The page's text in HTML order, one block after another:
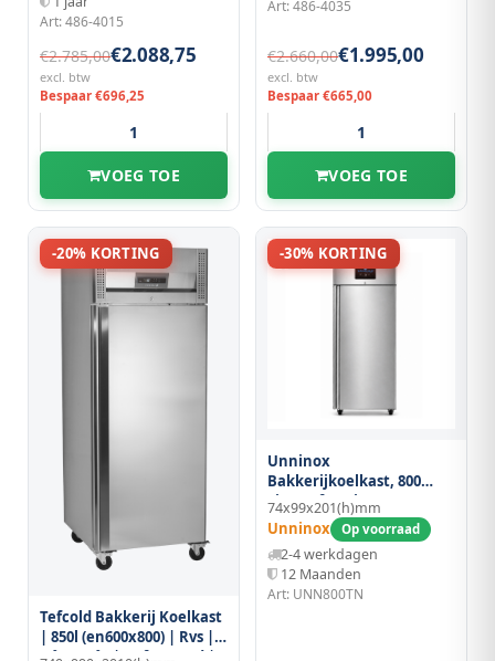
Art: 486-4015
€2.785,00€2.088,75
excl. btw
Bespaar €696,25
VOEG TOE
Art: 486-4035
€2.660,00€1.995,00
excl. btw
Bespaar €665,00
VOEG TOE
-20% KORTING
Tefcold Bakkerij Koelkast
| 850l (en600x800) | Rvs |
-2°c/+10°c | Geforceerd |
-30% KORTING
Unninox
Bakkerijkoelkast, 800
Liter, Afmetingen 740 x
990 x H2010 Mm
74x99x201(h)mm
Unninox Op voorraad
2-4 werkdagen
12 Maanden
Art: UNN800TN